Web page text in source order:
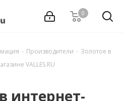
0
- Производители - Золотое в
VALLES.RU
интернет-